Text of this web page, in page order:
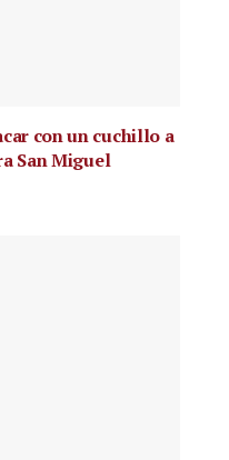
con un cuchillo a
San Miguel